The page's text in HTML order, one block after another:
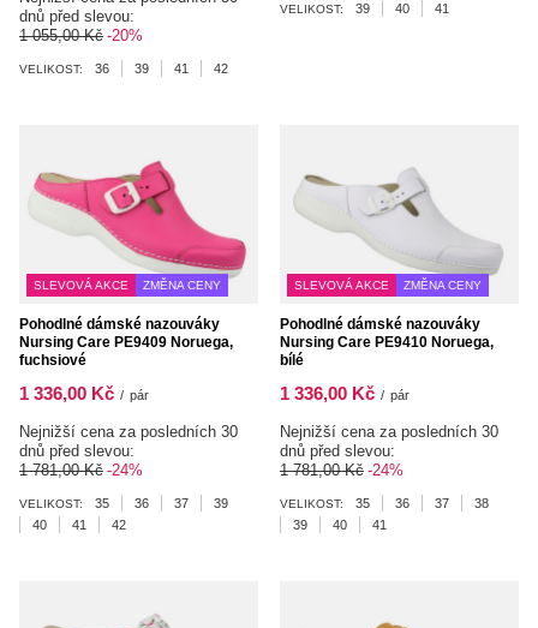
dnů před slevou:
1 055,00 Kč -20%
VELIKOST: 36 39 41 42
VELIKOST: 39 40 41
SLEVOVÁ AKCE ZMĚNA CENY
Pohodlné dámské nazouváky
Nursing Care PE9409 Noruega,
fuchsiové
1 336,00 Kč / pár
Nejnižší cena za posledních 30
dnů před slevou:
1 781,00 Kč -24%
VELIKOST: 35 36 37
39
40
41 42
SLEVOVÁ AKCE ZMĚNA CENY
Pohodlné dámské nazouváky
Nursing Care PE9410 Noruega,
bílé
1 336,00 Kč / pár
Nejnižší cena za posledních 30
dnů před slevou:
1 781,00 Kč -24%
VELIKOST: 35 36 37
38
39
40 41